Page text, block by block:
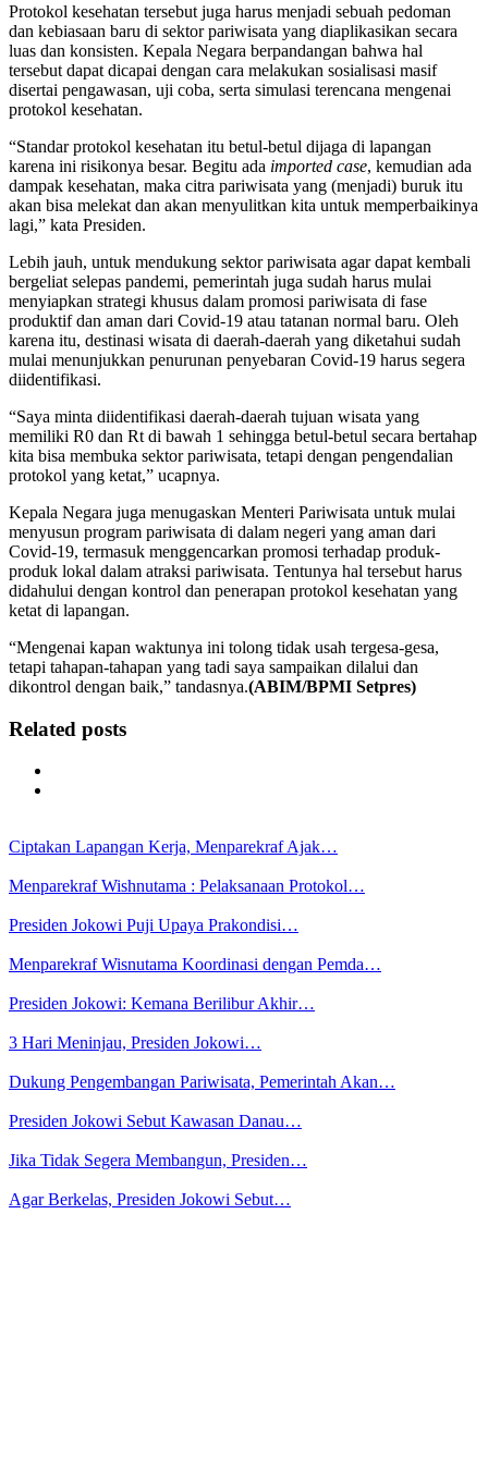
Protokol kesehatan tersebut juga harus menjadi sebuah pedoman
dan kebiasaan baru di sektor pariwisata yang diaplikasikan secara
luas dan konsisten. Kepala Negara berpandangan bahwa hal
tersebut dapat dicapai dengan cara melakukan sosialisasi masif
disertai pengawasan, uji coba, serta simulasi terencana mengenai
protokol kesehatan.
“Standar protokol kesehatan itu betul-betul dijaga di lapangan
karena ini risikonya besar. Begitu ada imported case, kemudian ada
dampak kesehatan, maka citra pariwisata yang (menjadi) buruk itu
akan bisa melekat dan akan menyulitkan kita untuk memperbaikinya
lagi,” kata Presiden.
Lebih jauh, untuk mendukung sektor pariwisata agar dapat kembali
bergeliat selepas pandemi, pemerintah juga sudah harus mulai
menyiapkan strategi khusus dalam promosi pariwisata di fase
produktif dan aman dari Covid-19 atau tatanan normal baru. Oleh
karena itu, destinasi wisata di daerah-daerah yang diketahui sudah
mulai menunjukkan penurunan penyebaran Covid-19 harus segera
diidentifikasi.
“Saya minta diidentifikasi daerah-daerah tujuan wisata yang
memiliki R0 dan Rt di bawah 1 sehingga betul-betul secara bertahap
kita bisa membuka sektor pariwisata, tetapi dengan pengendalian
protokol yang ketat,” ucapnya.
Kepala Negara juga menugaskan Menteri Pariwisata untuk mulai
menyusun program pariwisata di dalam negeri yang aman dari
Covid-19, termasuk menggencarkan promosi terhadap produk-
produk lokal dalam atraksi pariwisata. Tentunya hal tersebut harus
didahului dengan kontrol dan penerapan protokol kesehatan yang
ketat di lapangan.
“Mengenai kapan waktunya ini tolong tidak usah tergesa-gesa,
tetapi tahapan-tahapan yang tadi saya sampaikan dilalui dan
dikontrol dengan baik,” tandasnya.(ABIM/BPMI Setpres)
Related posts
Ciptakan Lapangan Kerja, Menparekraf Ajak…
Menparekraf Wishnutama : Pelaksanaan Protokol…
Presiden Jokowi Puji Upaya Prakondisi…
Menparekraf Wisnutama Koordinasi dengan Pemda…
Presiden Jokowi: Kemana Berilibur Akhir…
3 Hari Meninjau, Presiden Jokowi…
Dukung Pengembangan Pariwisata, Pemerintah Akan…
Presiden Jokowi Sebut Kawasan Danau…
Jika Tidak Segera Membangun, Presiden…
Agar Berkelas, Presiden Jokowi Sebut…